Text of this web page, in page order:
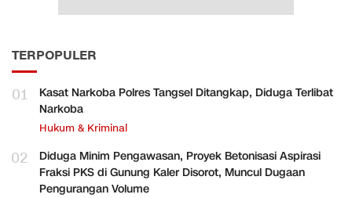
TERPOPULER
01
Kasat Narkoba Polres Tangsel Ditangkap, Diduga Terlibat
Narkoba
Hukum & Kriminal
02
Diduga Minim Pengawasan, Proyek Betonisasi Aspirasi
Fraksi PKS di Gunung Kaler Disorot, Muncul Dugaan
Pengurangan Volume